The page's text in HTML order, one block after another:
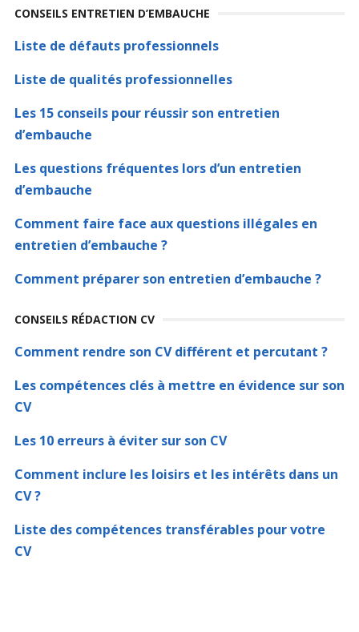
CONSEILS ENTRETIEN D’EMBAUCHE
Liste de défauts professionnels
Liste de qualités professionnelles
Les 15 conseils pour réussir son entretien
d’embauche
Les questions fréquentes lors d’un entretien
d’embauche
Comment faire face aux questions illégales en
entretien d’embauche ?
Comment préparer son entretien d’embauche ?
CONSEILS RÉDACTION CV
Comment rendre son CV différent et percutant ?
Les compétences clés à mettre en évidence sur son
CV
Les 10 erreurs à éviter sur son CV
Comment inclure les loisirs et les intérêts dans un
CV ?
Liste des compétences transférables pour votre
CV